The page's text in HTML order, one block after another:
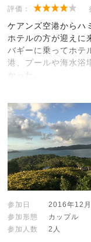
評価：
ケアンズ空港からハ
ホテルの方が迎えに
バギーに乗ってホテ
港、プールや海水浴
かった。
参加日
2016年12月
参加形態
カップル
参加人数
2人